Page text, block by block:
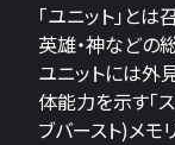
「ユニット」と
英雄・神などの
ユニットには外
体能力を示す「
ブバースト)メモ